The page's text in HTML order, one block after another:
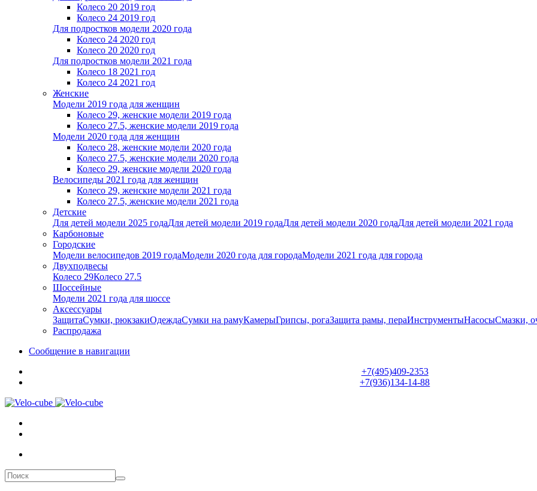
Колесо 20 2019 год
Колесо 24 2019 год
Для подростков модели 2020 года
Колесо 24 2020 год
Колесо 20 2020 год
Для подростков модели 2021 года
Колесо 18 2021 год
Колесо 24 2021 год
Женскиe
Модели 2019 года для женщин
Колесо 29, женские модели 2019 года
Колесо 27.5, женские модели 2019 года
Модели 2020 года для женщин
Колесо 28, женские модели 2020 года
Колесо 27.5, женские модели 2020 года
Колесо 29, женские модели 2020 года
Велосипеды 2021 года для женщин
Колесо 29, женские модели 2021 года
Колесо 27.5, женские модели 2021 года
Детские
Для детей модели 2025 годаДля детей модели 2019 годаДля детей модели 2020 годаДля детей модели 2021 года
Карбоновые
Городские
Модели велосипедов 2019 годаМодели 2020 года для городаМодели 2021 года для города
Двухподвесы
Колесо 29Колесо 27.5
Шоссейные
Модели 2021 года для шоссе
Аксессуары
ЗащитаСумки, рюкзакиОдеждаСумки на рамуКамерыГрипсы, рогаЗащита рамы, пераИнструментыНасосыСмазки,
Распродажа
Сообщение в навигации
+7(495)409-2353
+7(936)134-14-88